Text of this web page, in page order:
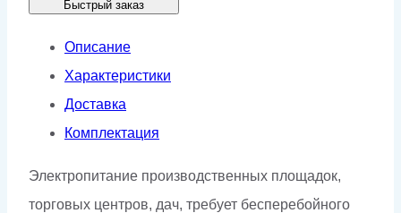
AD
550-
T400
Быстрый заказ
Описание
Характеристики
Доставка
Комплектация
Электропитание производственных площадок,
торговых центров, дач, требует бесперебойного